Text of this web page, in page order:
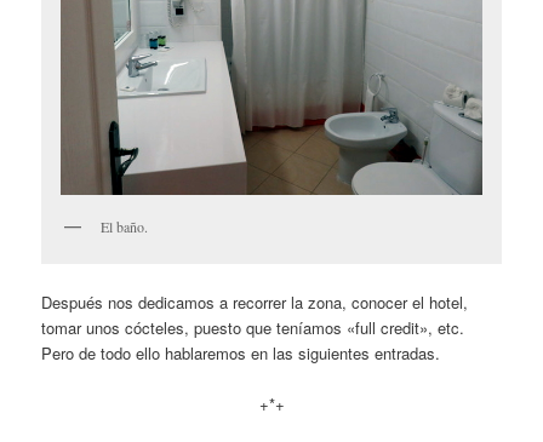
El baño.
Después nos dedicamos a recorrer la zona, conocer el hotel,
tomar unos cócteles, puesto que teníamos «full credit», etc.
Pero de todo ello hablaremos en las siguientes entradas.
+*+